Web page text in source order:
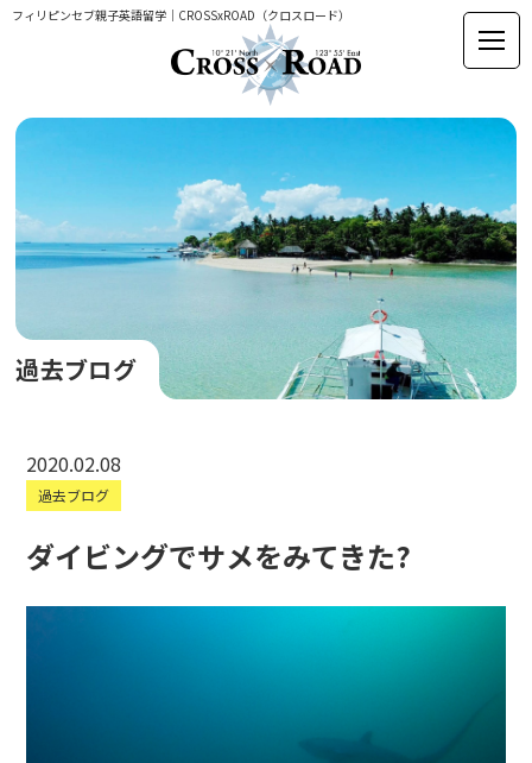
フィリピンセブ親子英語留学｜CROSSxROAD（クロスロード）
過去ブログ
2020.02.08
過去ブログ
ダイビングでサメをみてきた?